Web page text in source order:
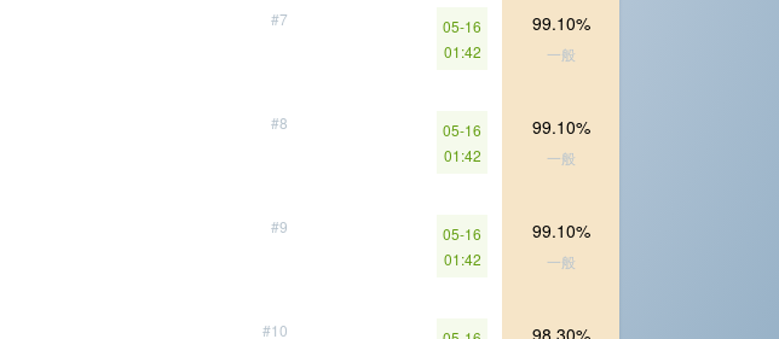
#7
05-16
01:42
99.10%
一般
#8
05-16
01:42
99.10%
一般
#9
05-16
01:42
99.10%
一般
#10 98.30%